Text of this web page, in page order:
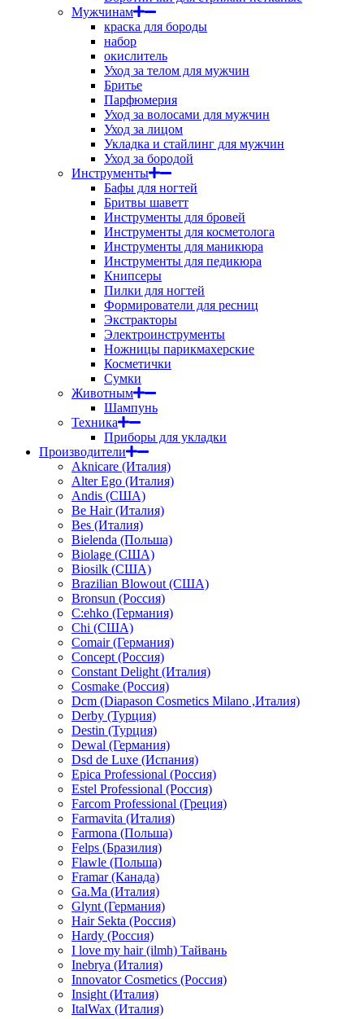
Мужчинам
краска для бороды
набор
окислитель
Уход за телом для мужчин
Бритье
Парфюмерия
Уход за волосами для мужчин
Уход за лицом
Укладка и стайлинг для мужчин
Уход за бородой
Инструменты
Бафы для ногтей
Бритвы шаветт
Инструменты для бровей
Инструменты для косметолога
Инструменты для маникюра
Инструменты для педикюра
Книпсеры
Пилки для ногтей
Формирователи для ресниц
Экстракторы
Электроинструменты
Ножницы парикмахерские
Косметички
Сумки
Животным
Шампунь
Техника
Приборы для укладки
Производители
Aknicare (Италия)
Alter Ego (Италия)
Andis (США)
Be Hair (Италия)
Bes (Италия)
Bielenda (Польша)
Biolage (США)
Biosilk (США)
Brazilian Blowout (США)
Bronsun (Россия)
C:ehko (Германия)
Chi (США)
Comair (Германия)
Concept (Россия)
Constant Delight (Италия)
Cosmake (Россия)
Dcm (Diapason Cosmetics Milano ,Италия)
Derby (Турция)
Destin (Турция)
Dewal (Германия)
Dsd de Luxe (Испания)
Epica Professional (Россия)
Estel Professional (Россия)
Farcom Professional (Греция)
Farmavita (Италия)
Farmona (Польша)
Felps (Бразилия)
Flawle (Польша)
Framar (Канада)
Ga.Ma (Италия)
Glynt (Германия)
Hair Sekta (Россия)
Hardy (Россия)
I love my hair (ilmh) Тайвань
Inebrya (Италия)
Innovator Cosmetics (Россия)
Insight (Италия)
ItalWax (Италия)